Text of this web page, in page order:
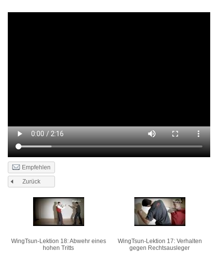
Empfehlen
Zurück
WingTsun-Lektion 18: Abwehr eines
hohen Tritts
WingTsun-Lektion 17: Verhalten
gegen Rechtsausleger
Seiten